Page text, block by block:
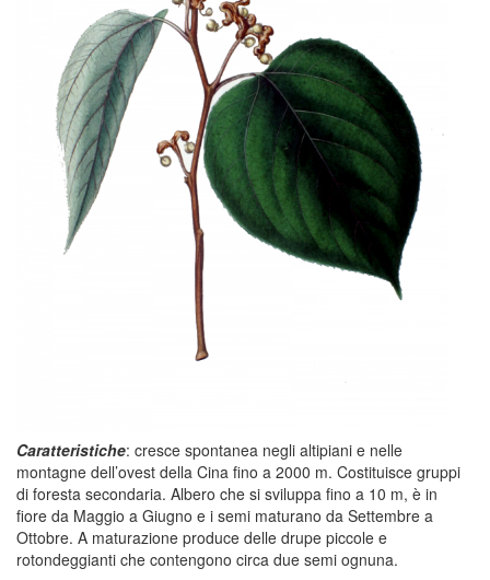
Caratteristiche: cresce spontanea negli altipiani e nelle
montagne dell’ovest della Cina fino a 2000 m. Costituisce gruppi
di foresta secondaria. Albero che si sviluppa fino a 10 m, è in
fiore da Maggio a Giugno e i semi maturano da Settembre a
Ottobre. A maturazione produce delle drupe piccole e
rotondeggianti che contengono circa due semi ognuna.